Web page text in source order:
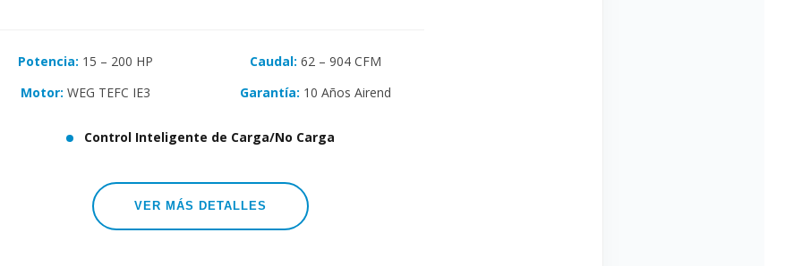
Potencia: 15 – 200 HP Caudal: 62 – 904 CFM
Motor: WEG TEFC IE3 Garantía: 10 Años Airend
Control Inteligente de Carga/No Carga
VER MÁS DETALLES